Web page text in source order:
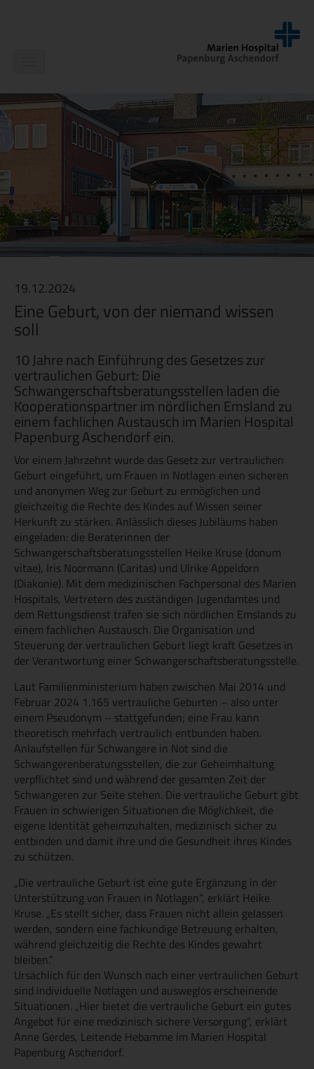
19.12.2024
Eine Geburt, von der niemand wissen
soll
10 Jahre nach Einführung des Gesetzes zur
vertraulichen Geburt: Die
Schwangerschaftsberatungsstellen laden die
Kooperationspartner im nördlichen Emsland zu
einem fachlichen Austausch im Marien Hospital
Papenburg Aschendorf ein.
Vor einem Jahrzehnt wurde das Gesetz zur vertraulichen
Geburt eingeführt, um Frauen in Notlagen einen sicheren
und anonymen Weg zur Geburt zu ermöglichen und
gleichzeitig die Rechte des Kindes auf Wissen seiner
Herkunft zu stärken. Anlässlich dieses Jubiläums haben
eingeladen: die Beraterinnen der
Schwangerschaftsberatungsstellen Heike Kruse (donum
vitae), Iris Noormann (Caritas) und Ulrike Appeldorn
(Diakonie). Mit dem medizinischen Fachpersonal des Marien
Hospitals, Vertretern des zuständigen Jugendamtes und
dem Rettungsdienst trafen sie sich nördlichen Emslands zu
einem fachlichen Austausch. Die Organisation und
Steuerung der vertraulichen Geburt liegt kraft Gesetzes in
der Verantwortung einer Schwangerschaftsberatungsstelle.
Laut Familienministerium haben zwischen Mai 2014 und
Februar 2024 1.165 vertrauliche Geburten – also unter
einem Pseudonym – stattgefunden; eine Frau kann
theoretisch mehrfach vertraulich entbunden haben.
Anlaufstellen für Schwangere in Not sind die
Schwangerenberatungsstellen, die zur Geheimhaltung
verpflichtet sind und während der gesamten Zeit der
Schwangeren zur Seite stehen. Die vertrauliche Geburt gibt
Frauen in schwierigen Situationen die Möglichkeit, die
eigene Identität geheimzuhalten, medizinisch sicher zu
entbinden und damit ihre und die Gesundheit ihres Kindes
zu schützen.
„Die vertrauliche Geburt ist eine gute Ergänzung in der
Unterstützung von Frauen in Notlagen“, erklärt Heike
Kruse. „Es stellt sicher, dass Frauen nicht allein gelassen
werden, sondern eine fachkundige Betreuung erhalten,
während gleichzeitig die Rechte des Kindes gewahrt
bleiben.“
Ursächlich für den Wunsch nach einer vertraulichen Geburt
sind individuelle Notlagen und ausweglos erscheinende
Situationen. „Hier bietet die vertrauliche Geburt ein gutes
Angebot für eine medizinisch sichere Versorgung“, erklärt
Anne Gerdes, Leitende Hebamme im Marien Hospital
Papenburg Aschendorf.